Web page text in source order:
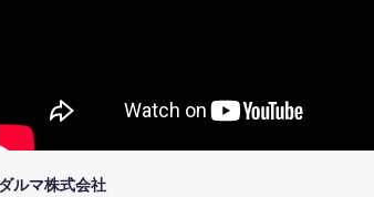
ダルマ株式会社